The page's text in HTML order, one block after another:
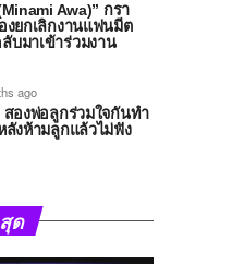
Awa)” กรา
งยกเลิกงานแฟนมีต
บมาเข้าร่วมงาน
ago
สองพ่อลูกร่วมใจกันทำ
ลังห้ามลูกแล้วไม่ฟัง
ด